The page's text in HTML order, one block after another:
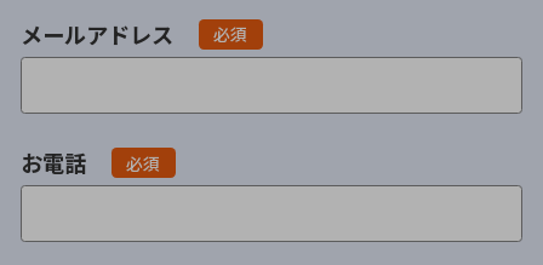
メールアドレス 必須
お電話 必須